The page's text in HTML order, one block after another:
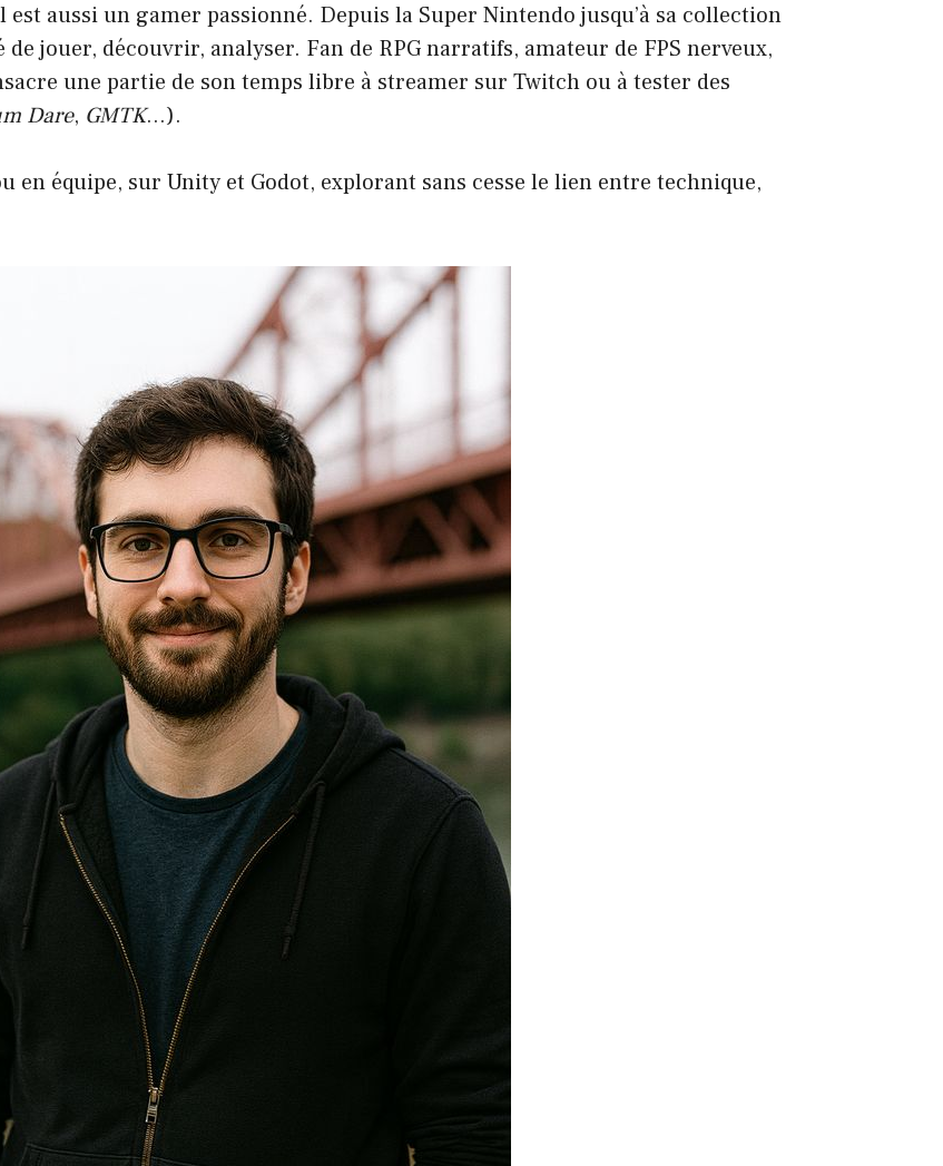
aussi un gamer passionné. Depuis la Super Nintendo jusqu’à sa collection
jouer, découvrir, analyser. Fan de RPG narratifs, amateur de FPS nerveux,
une partie de son temps libre à streamer sur Twitch ou à tester des
Dare, GMTK…).
en équipe, sur Unity et Godot, explorant sans cesse le lien entre technique,